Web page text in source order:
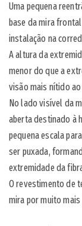
Uma pequena
base da mira
instalação na
A altura da
menor do que a
visão mais nítido ao
No lado visível da
aberta destinado à
pequena escala
ser puxada,
extremidade da
O revestimento de
mira por muito